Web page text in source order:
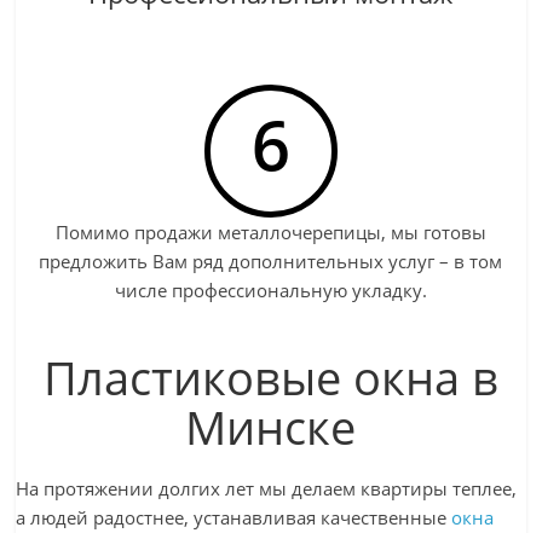
6
Помимо продажи металлочерепицы, мы готовы
предложить Вам ряд дополнительных услуг – в том
числе профессиональную укладку.
Пластиковые окна в
Минске
На протяжении долгих лет мы делаем квартиры теплее,
а людей радостнее, устанавливая качественныеокна